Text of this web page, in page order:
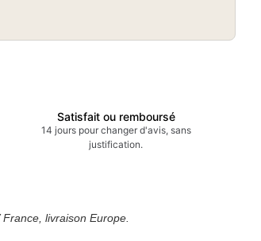
Satisfait ou remboursé
14 jours pour changer d'avis, sans
justification.
livraison Europe.